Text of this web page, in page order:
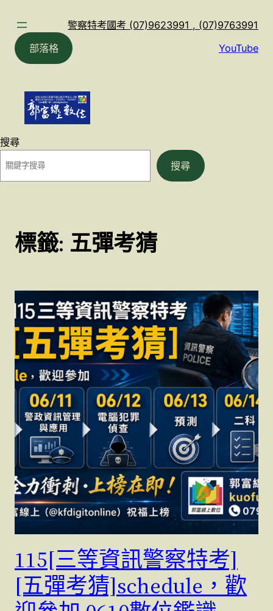
警察特考國考 (07)9623991 , (07)9763991
部落格
YouTube
搜尋
搜尋
標籤: 五彈考猜
115[三等資訊警察特考]
[五彈考猜]schedule，歡